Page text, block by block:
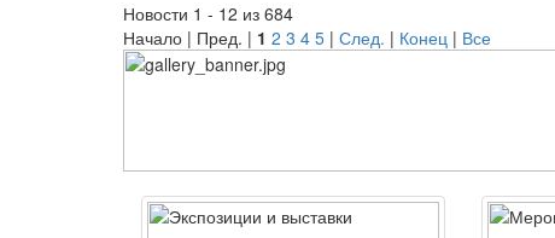
Новости 1 - 12 из 684
Начало | Пред. | 1 2 3 4 5 | След. | Конец | Все